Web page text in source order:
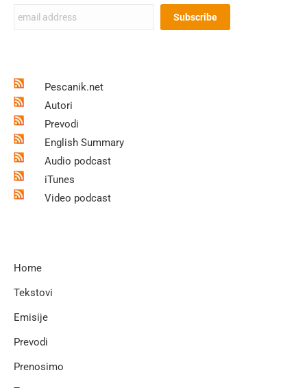
Pescanik.net
Autori
Prevodi
English Summary
Audio podcast
iTunes
Video podcast
Home
Tekstovi
Emisije
Prevodi
Prenosimo